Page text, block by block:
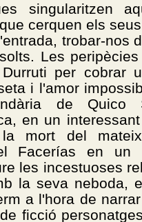
singularitzen
cerquen els
trobar-nos
Les
per cobrar
i l'amor
de Quico
en un
mort del
Facerías en un
les incestuoses
la seva neboda,
a l'hora de
ficció